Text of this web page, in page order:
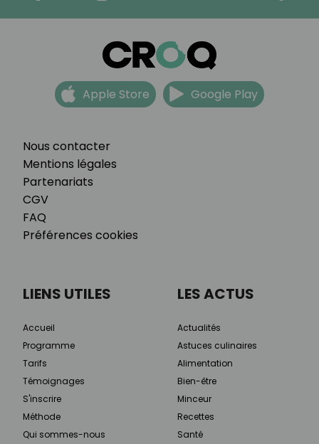
Nous contacter
Mentions légales
Partenariats
CGV
FAQ
Préférences cookies
Apple Store Google Play
LIENS UTILES
Accueil
Programme
Tarifs
Témoignages
S'inscrire
Méthode
Qui sommes-nous
LES ACTUS
Actualités
Astuces culinaires
Alimentation
Bien-être
Minceur
Recettes
Santé